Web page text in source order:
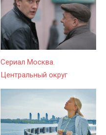
Сериал Москва.
Центральный округ